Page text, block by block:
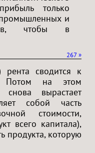
только
промышленных и
чтобы в
»
267
рента сводится к
Потом на этом
снова вырастает
собой часть
стоимости,
всего капитала),
продукта, которую